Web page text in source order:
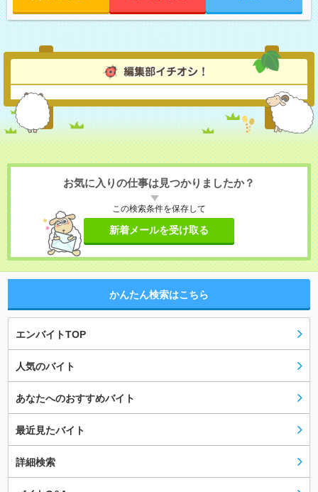
お気に入りの仕事は見つかりましたか？
この検索条件を保存して
新着メールを受け取る
かんたん検索はこちら
エンバイトTOP
人気のバイト
あなたへのおすすめバイト
最近見たバイト
詳細検索